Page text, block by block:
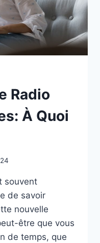
Radio
À Quoi
souvent
de savoir
nouvelle
être que vous
de temps, que